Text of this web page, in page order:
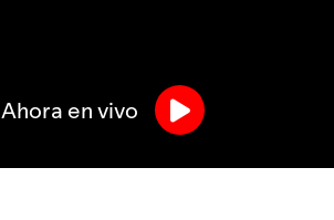
Ahora en vivo